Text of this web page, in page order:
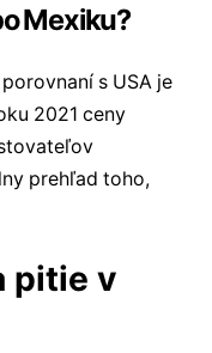
Mexiku?
s USA je
2021 ceny
prehľad toho,
pitie v